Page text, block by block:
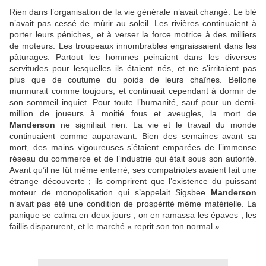
Rien dans l’organisation de la vie générale n’avait changé. Le blé
n’avait pas cessé de mûrir au soleil. Les rivières continuaient à
porter leurs péniches, et à verser la force motrice à des milliers
de moteurs. Les troupeaux innombrables engraissaient dans les
pâturages. Partout les hommes peinaient dans les diverses
servitudes pour lesquelles ils étaient nés, et ne s’irritaient pas
plus que de coutume du poids de leurs chaînes. Bellone
murmurait comme toujours, et continuait cependant à dormir de
son sommeil inquiet. Pour toute l’humanité, sauf pour un demi-
million de joueurs à moitié fous et aveugles, la mort de
Manderson ne signifiait rien. La vie et le travail du monde
continuaient comme auparavant. Bien des semaines avant sa
mort, des mains vigoureuses s’étaient emparées de l’immense
réseau du commerce et de l’industrie qui était sous son autorité.
Avant qu’il ne fût même enterré, ses compatriotes avaient fait une
étrange découverte ; ils comprirent que l’existence du puissant
moteur de monopolisation qui s’appelait Sigsbee Manderson
n’avait pas été une condition de prospérité même matérielle. La
panique se calma en deux jours ; on en ramassa les épaves ; les
faillis disparurent, et le marché « reprit son ton normal ».